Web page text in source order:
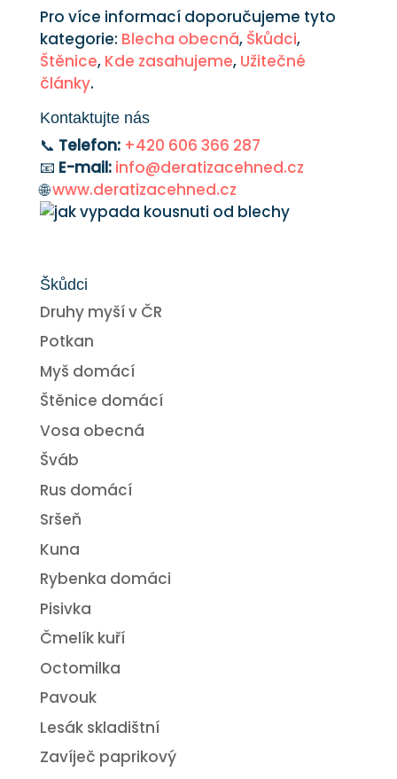
Pro více informací doporučujeme tyto
kategorie: Blecha obecná, Škůdci,
Štěnice, Kde zasahujeme, Užitečné
články.
Kontaktujte nás
📞 Telefon: +420 606 366 287
📧 E-mail: info@deratizacehned.cz
🌐www.deratizacehned.cz
Škůdci
Druhy myší v ČR
Potkan
Myš domácí
Štěnice domácí
Vosa obecná
Šváb
Rus domácí
Sršeň
Kuna
Rybenka domáci
Pisivka
Čmelík kuří
Octomilka
Pavouk
Lesák skladištní
Zavíječ paprikový